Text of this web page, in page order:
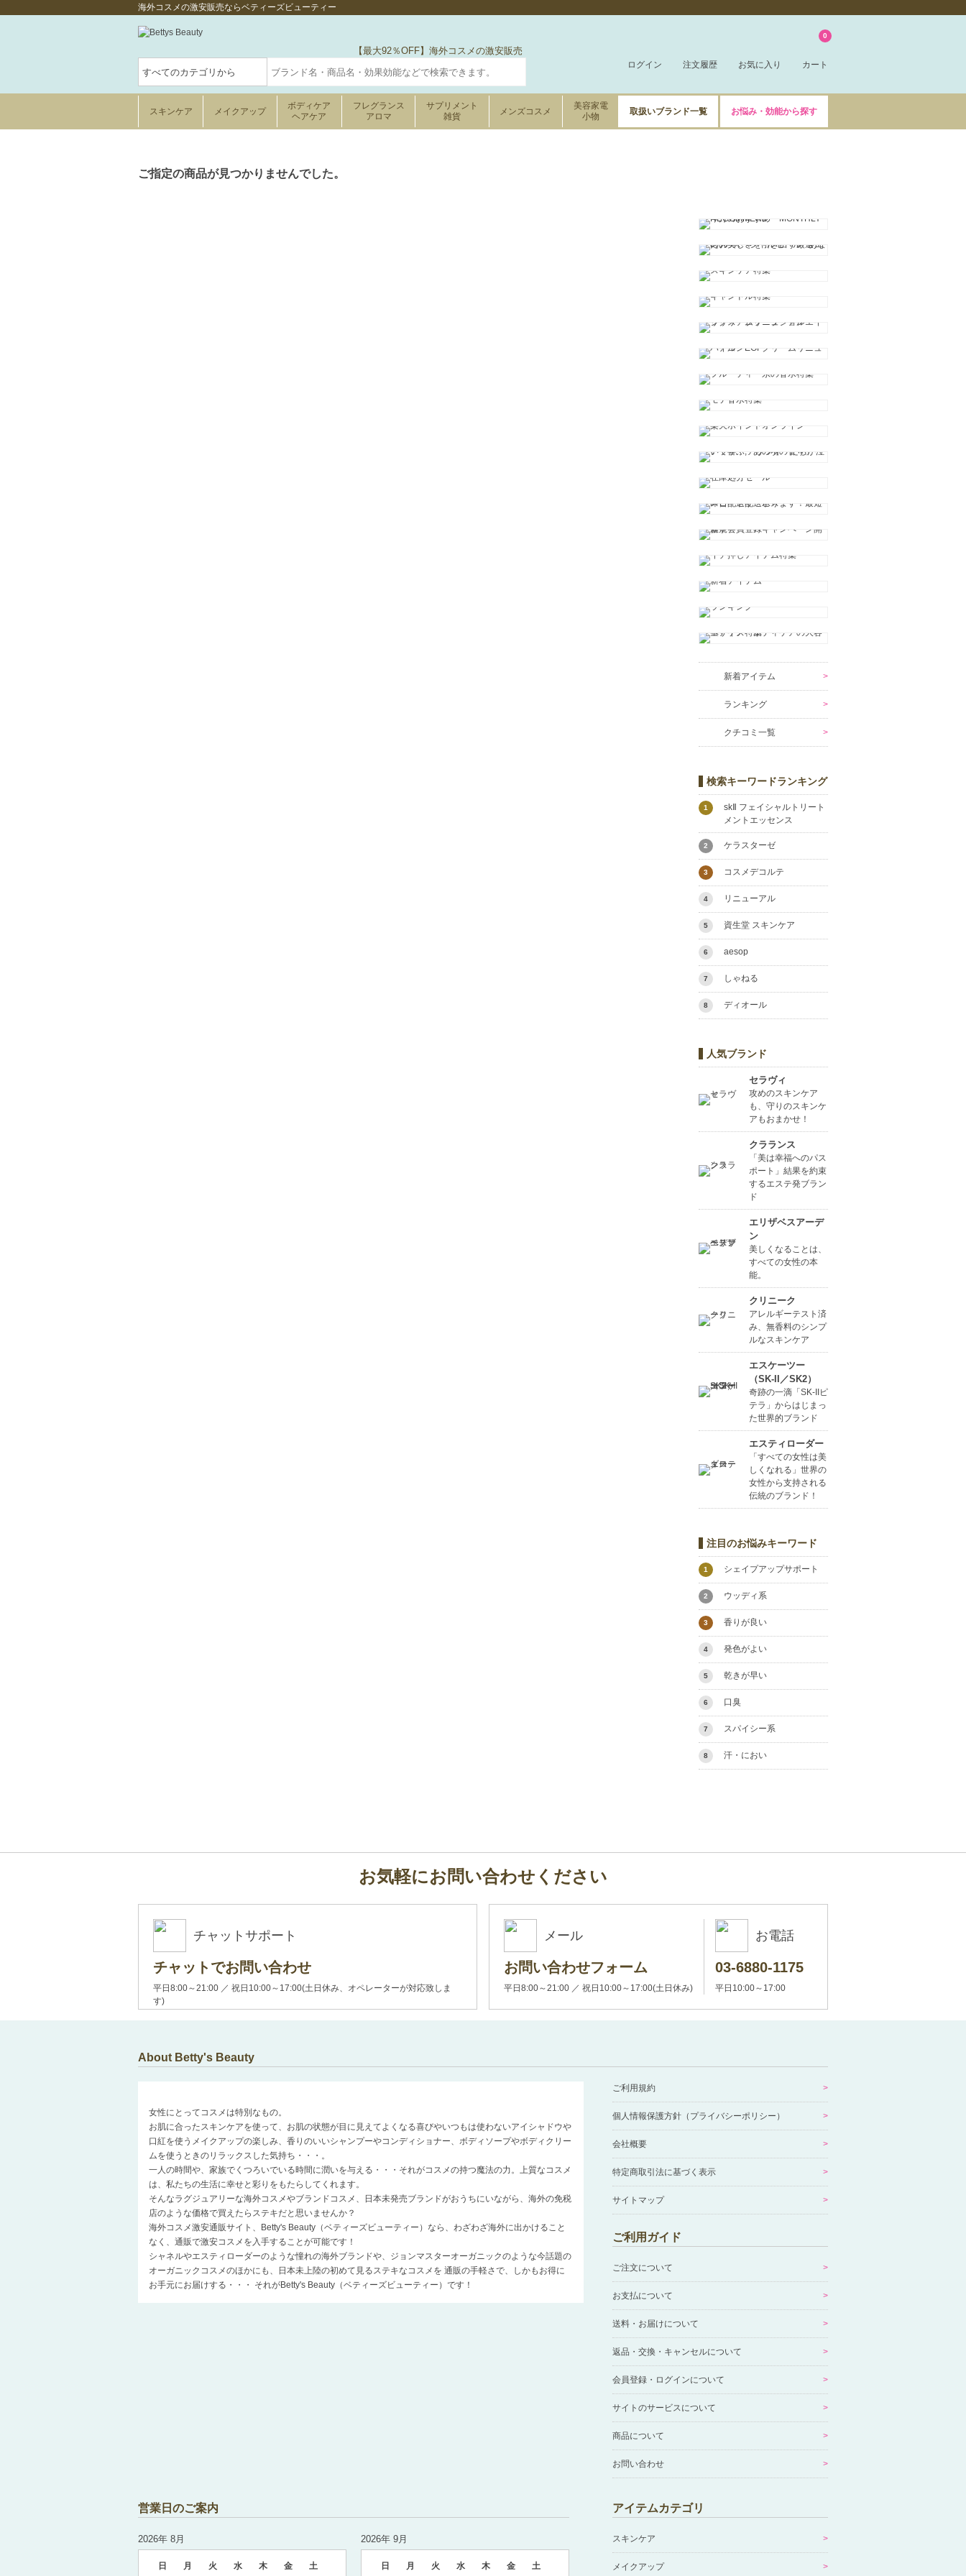
海外コスメの激安販売ならベティーズビューティー
【最大92％OFF】海外コスメの激安販売
ログイン 注文履歴 お気に入り カート
0
スキンケア メイクアップ
ボディケア
ヘアケア
フレグランス
アロマ
サプリメント
雑貨
メンズコスメ
美容家電
小物
取扱いブランド一覧 お悩み・効能から探す
ご指定の商品が見つかりませんでした。
新着アイテム
ランキング
クチコミ一覧
検索キーワードランキング
1
skⅡ フェイシャルトリート
メントエッセンス
2 ケラスターゼ
3 コスメデコルテ
4 リニューアル
5 資生堂 スキンケア
6 aesop
7 しゃねる
8 ディオール
人気ブランド
セラヴィ
攻めのスキンケア
も、守りのスキンケ
アもおまかせ！
クラランス
「美は幸福へのパス
ポート」結果を約束
するエステ発ブラン
ド
エリザベスアーデ
ン
美しくなることは、
すべての女性の本
能。
クリニーク
アレルギーテスト済
み、無香料のシンプ
ルなスキンケア
エスケーツー
（SK-II／SK2）
奇跡の一滴「SK-IIピ
テラ」からはじまっ
た世界的ブランド
エスティローダー
「すべての女性は美
しくなれる」世界の
女性から支持される
伝統のブランド！
注目のお悩みキーワード
1 シェイプアップサポート
2 ウッディ系
3 香りが良い
4 発色がよい
5 乾きが早い
6 口臭
7 スパイシー系
8 汗・におい
お気軽にお問い合わせください
チャットサポート
チャットでお問い合わせ
平日8:00～21:00 ／ 祝日10:00～17:00(土日休み、オペレーターが対応致しま
す)
メール
お問い合わせフォーム
平日8:00～21:00 ／ 祝日10:00～17:00(土日休み)
お電話
03-6880-1175
平日10:00～17:00
About Betty's Beauty
女性にとってコスメは特別なもの。
お肌に合ったスキンケアを使って、お肌の状態が目に見えてよくなる喜びやいつもは使わないアイシャドウや
口紅を使うメイクアップの楽しみ、香りのいいシャンプーやコンディショナー、ボディソープやボディクリー
ムを使うときのリラックスした気持ち・・・。
一人の時間や、家族でくつろいでいる時間に潤いを与える・・・それがコスメの持つ魔法の力。上質なコスメ
は、私たちの生活に幸せと彩りをもたらしてくれます。
そんなラグジュアリーな海外コスメやブランドコスメ、日本未発売ブランドがおうちにいながら、海外の免税
店のような価格で買えたらステキだと思いませんか？
海外コスメ激安通販サイト、Betty's Beauty（ベティーズビューティー）なら、わざわざ海外に出かけること
なく、通販で激安コスメを入手することが可能です！
シャネルやエスティローダーのような憧れの海外ブランドや、ジョンマスターオーガニックのような今話題の
オーガニックコスメのほかにも、日本未上陸の初めて見るステキなコスメを 通販の手軽さで、しかもお得に
お手元にお届けする・・・ それがBetty's Beauty（ベティーズビューティー）です！
ご利用規約
個人情報保護方針（プライバシーポリシー）
会社概要
特定商取引法に基づく表示
サイトマップ
ご利用ガイド
ご注文について
お支払について
送料・お届けについて
返品・交換・キャンセルについて
会員登録・ログインについて
サイトのサービスについて
商品について
お問い合わせ
営業日のご案内
2026年 8月
日 月 火 水 木 金 土
2026年 9月
日 月 火 水 木 金 土
アイテムカテゴリ
スキンケア
メイクアップ